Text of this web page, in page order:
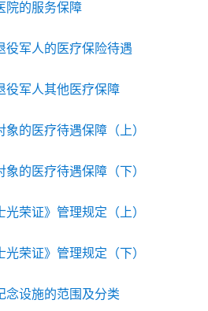
院的服务保障
役军人的医疗保险待遇
役军人其他医疗保障
的医疗待遇保障（上）
的医疗待遇保障（下）
荣证》管理规定（上）
荣证》管理规定（下）
念设施的范围及分类